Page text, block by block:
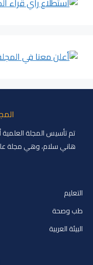
هاني سلام، وهي مجلة
التعليم
طب وصحة
البيئة العربية